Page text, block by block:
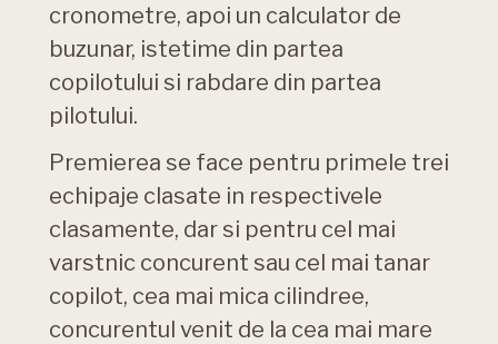
cronometre, apoi un calculator de
buzunar, istetime din partea
copilotului si rabdare din partea
pilotului.
Premierea se face pentru primele trei
echipaje clasate in respectivele
clasamente, dar si pentru cel mai
varstnic concurent sau cel mai tanar
copilot, cea mai mica cilindree,
concurentul venit de la cea mai mare